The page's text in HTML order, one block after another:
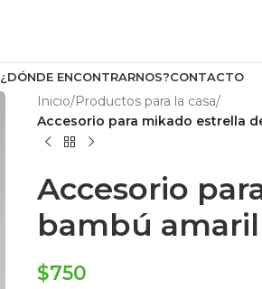
¿DÓNDE ENCONTRARNOS?CONTACTO
Inicio/Productos para la casa/
Accesorio para mikado estrella
Accesorio
bambú
$750